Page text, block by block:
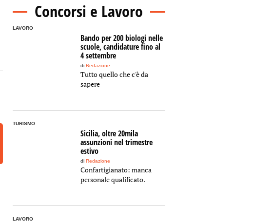
Concorsi e Lavoro
LAVORO
Bando per 200 biologi nelle
scuole, candidature fino al
4 settembre
di Redazione
Tutto quello che c'è da
sapere
TURISMO
Sicilia, oltre 20mila
assunzioni nel trimestre
estivo
di Redazione
Confartigianato: manca
personale qualificato.
LAVORO